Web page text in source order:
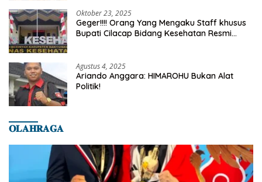
Oktober 23, 2025
Geger!!!! Orang Yang Mengaku Staff khusus
Bupati Cilacap Bidang Kesehatan Resmi
Agustus 4, 2025
Ariando Anggara: HIMAROHU Bukan Alat
Politik!
𝐎𝐋𝐀𝐇𝐑𝐀𝐆𝐀